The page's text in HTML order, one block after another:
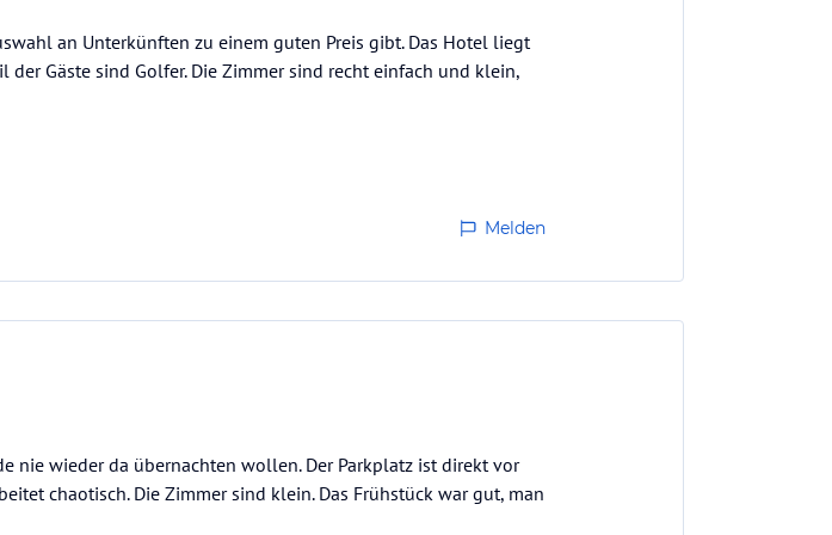
an Unterkünften zu einem guten Preis gibt. Das Hotel liegt
Gäste sind Golfer. Die Zimmer sind recht einfach und klein,
Melden
nie wieder da übernachten wollen. Der Parkplatz ist direkt vor
chaotisch. Die Zimmer sind klein. Das Frühstück war gut, man